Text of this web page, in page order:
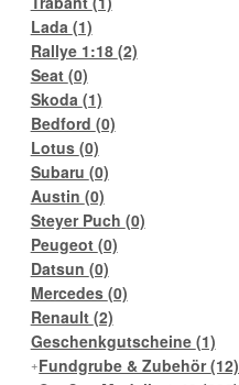
Lada (1)
Rallye 1:18 (2)
Seat (0)
Skoda (1)
Bedford (0)
Lotus (0)
Subaru (0)
Austin (0)
Steyer Puch (0)
Peugeot (0)
Datsun (0)
Mercedes (0)
Renault (2)
Geschenkgutscheine (1)
Fundgrube & Zubehör(12)